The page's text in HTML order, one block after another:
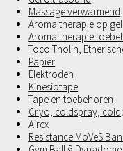
Massage verwarmend
Aroma therapie op
Aroma therapie
Toco Tholin,
Papier
Elektroden
Kinesiotape
Tape en toebehoren
Cryo, coldspray,
Airex
Resistance MoVeS